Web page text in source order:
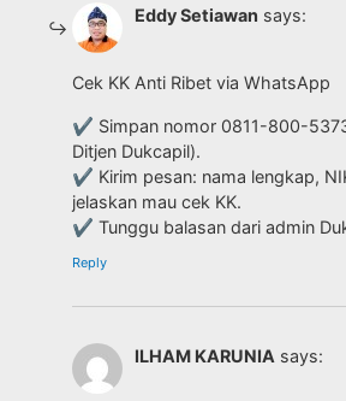
Eddy Setiawan says:
Cek KK Anti Ribet via WhatsApp
✔ Simpan nomor 0811-800-
Ditjen Dukcapil).
✔ Kirim pesan: nama lengkap,
jelaskan mau cek KK.
✔ Tunggu balasan dari admin
Reply
ILHAM KARUNIA says: